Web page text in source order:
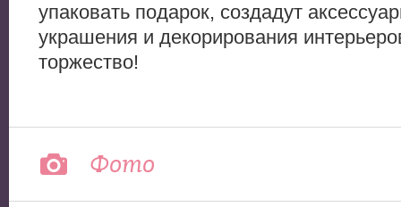
упаковать подарок, создадут
украшения и декорирования
торжество!
Фото